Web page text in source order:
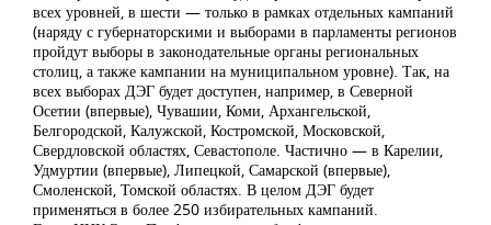
всех уровней, в шести — только в рамках отдельных кампаний
(наряду с губернаторскими и выборами в парламенты регионов
пройдут выборы в законодательные органы региональных
столиц, а также кампании на муниципальном уровне). Так, на
всех выборах ДЭГ будет доступен, например, в Северной
Осетии (впервые), Чувашии, Коми, Архангельской,
Белгородской, Калужской, Костромской, Московской,
Свердловской областях, Севастополе. Частично — в Карелии,
Удмуртии (впервые), Липецкой, Самарской (впервые),
Смоленской, Томской областях. В целом ДЭГ будет
применяться в более 250 избирательных кампаний.